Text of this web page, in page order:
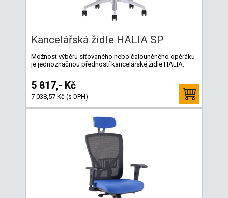
Kancelářská židle HALIA SP
Možnost výběru síťovaného nebo čalouněného opěráku
je jednoznačnou předností kancelářské židle HALIA.
5 817,- Kč
7 038,57 Kč (s DPH)